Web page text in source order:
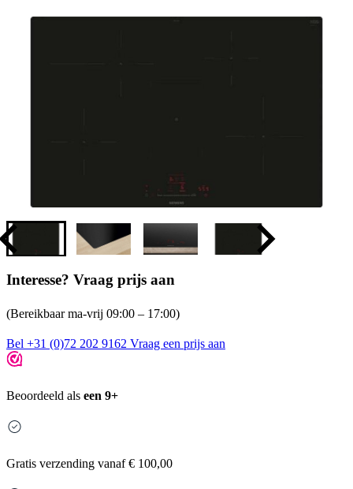
Interesse? Vraag prijs aan
(Bereikbaar ma-vrij 09:00 – 17:00)
Bel +31 (0)72 202 9162 Vraag een prijs aan
Beoordeeld als een 9+
Gratis verzending vanaf € 100,00